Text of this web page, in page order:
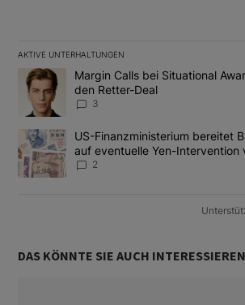
AKTIVE UNTERHALTUNGEN
Das Folgende ist eine Liste der am
Ein Trendartikel mit dem Titel "Margin
Margin Calls bei Situational
den Retter-Deal
3
Ein Trendartikel mit dem Titel "US-
US-Finanzministerium bereitet
auf eventuelle Yen-Intervention
2
DAS KÖNNTE SIE AUCH INTERESSIEREN